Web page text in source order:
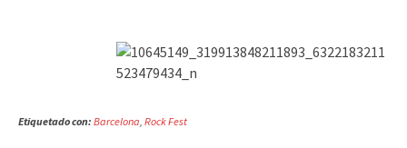
Etiquetado con: Barcelona, Rock Fest